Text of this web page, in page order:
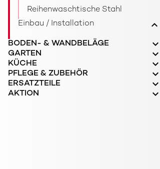
Reihenwaschtische Stahl
Einbau / Installation
BODEN- & WANDBELÄGE
GARTEN
KÜCHE
PFLEGE & ZUBEHÖR
ERSATZTEILE
AKTION